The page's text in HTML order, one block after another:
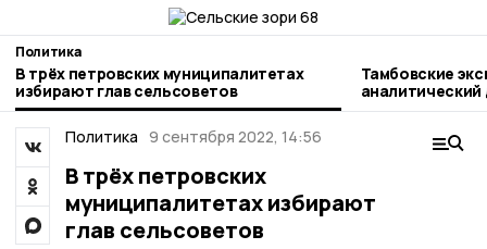
Политика
В трёх петровских муниципалитетах
избирают глав сельсоветов
Тамбовские
«Независимый
Политика 9 сентября 2022, 14:56
В трёх петровских
муниципалитетах избирают
глав сельсоветов